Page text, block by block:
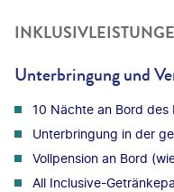
Unterbringung und
10 Nächte an Bord des
Unterbringung in der
Vollpension an Bord
All Inclusive-